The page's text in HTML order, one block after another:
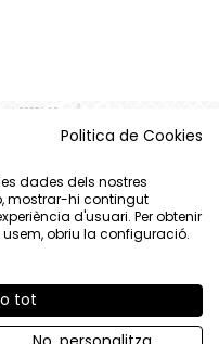
| Política de cookies
Politica de Cookies
dades dels nostres
mostrar-hi contingut
d'usuari. Per obtenir
obriu la configuració.
tot